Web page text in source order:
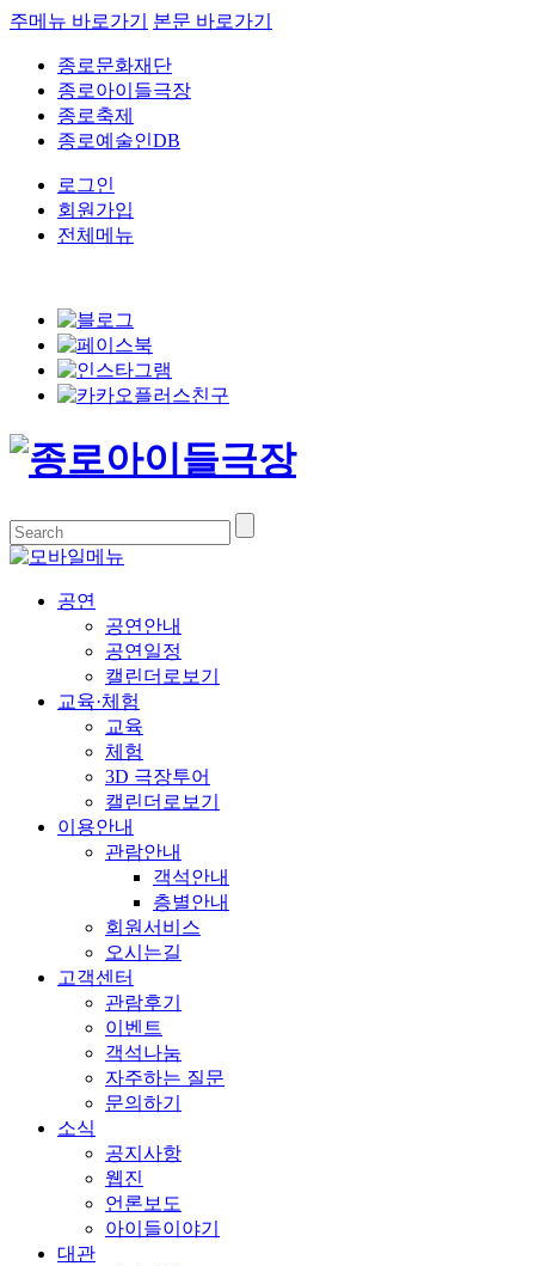
주메뉴 바로가기 본문 바로가기
종로문화재단
종로아이들극장
종로축제
종로예술인DB
로그인
회원가입
전체메뉴
공연
공연안내
공연일정
캘린더로보기
교육·체험
교육
체험
3D 극장투어
캘린더로보기
이용안내
관람안내
객석안내
층별안내
회원서비스
오시는길
고객센터
관람후기
이벤트
객석나눔
자주하는 질문
문의하기
소식
공지사항
웹진
언론보도
아이들이야기
대관